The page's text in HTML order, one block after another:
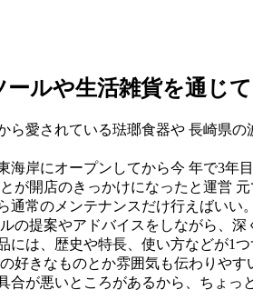
ールや生活雑貨を通じ
ら愛されている琺瑯食器や 長崎県
海岸にオープンしてから今 年で3年
が開店のきっかけになったと運営
通常のメンテナンスだけ行えばい
の提案やアドバイスをしながら、
には、歴史や特長、使い方などが1
好きなものとか雰囲気も伝わりや
合が悪いところがあるから、ちょっ